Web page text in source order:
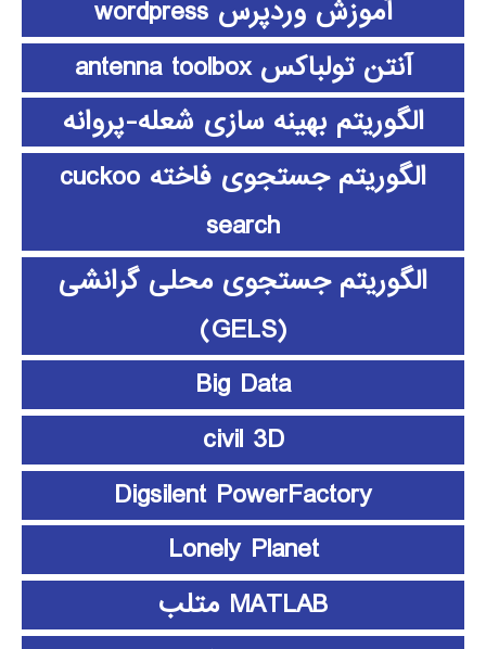
آموزش وردپرس wordpress
آنتن تولباکس antenna toolbox
الگوریتم بهینه سازی شعله-پروانه
الگوریتم جستجوی فاخته cuckoo
search
الگوریتم جستجوی محلی گرانشی
(GELS)
Big Data
civil 3D
Digsilent PowerFactory
Lonely Planet
MATLAB متلب